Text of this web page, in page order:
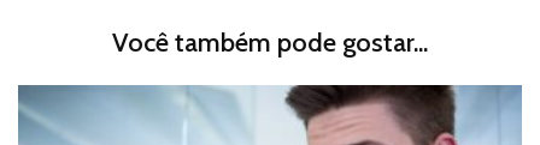
Você também pode gostar...